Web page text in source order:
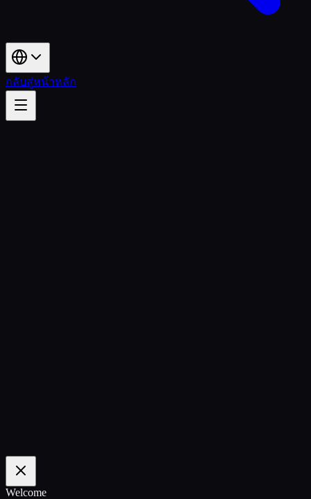
กลับสู่หน้าหลัก
100 %
Welcome